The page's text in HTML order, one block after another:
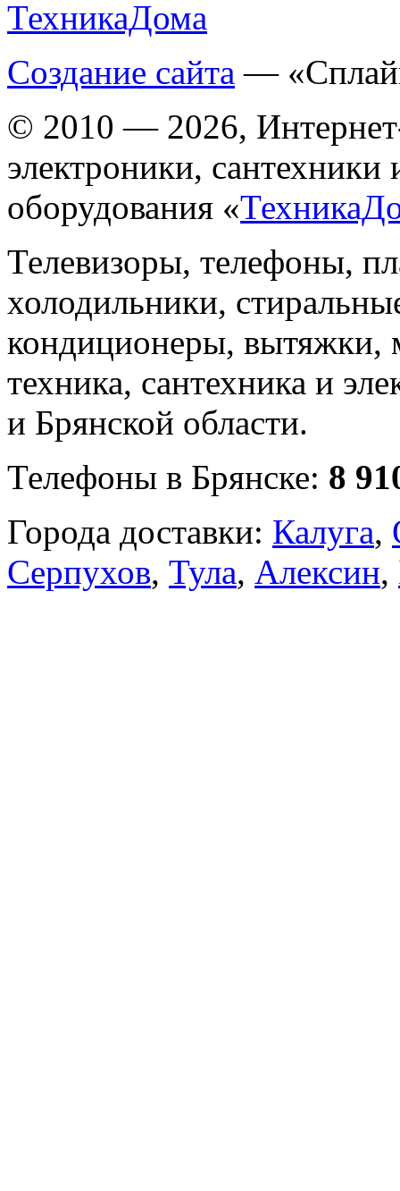
Создание сайта —
© 2010 — 2026,
электроники, сантехники
оборудования «
Телевизоры, телефоны,
холодильники,
кондиционеры, вытяжки,
техника, сантехника и
и Брянской области.
Телефоны в Брянске: 8
Города доставки: Калуга,
Серпухов, Тула, Алексин,